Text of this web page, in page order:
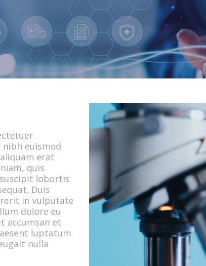
euismod
erat
quis
lobortis
Duis
in vulputate
dolore eu
accumsan et
luptatum
nulla